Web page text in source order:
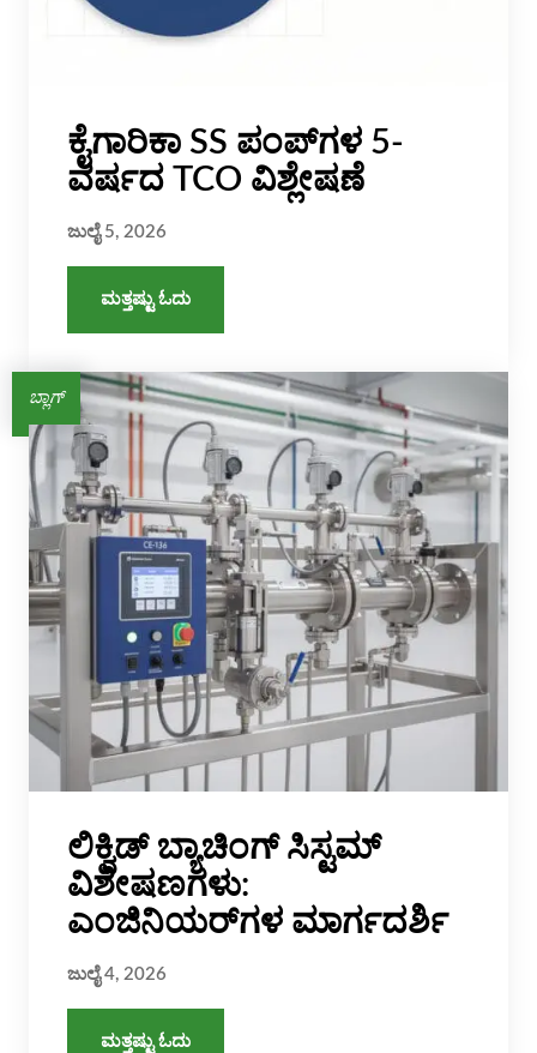
ಕೈಗಾರಿಕಾ SS ಪಂಪ್‌ಗಳ 5-
ವರ್ಷದ TCO ವಿಶ್ಲೇಷಣೆ
ಜುಲೈ 5, 2026
ಮತ್ತಷ್ಟು ಓದು
ಬ್ಲಾಗ್
ಲಿಕ್ವಿಡ್ ಬ್ಯಾಚಿಂಗ್ ಸಿಸ್ಟಮ್
ವಿಶೇಷಣಗಳು:
ಎಂಜಿನಿಯರ್‌ಗಳ ಮಾರ್ಗದರ್ಶಿ
ಜುಲೈ 4, 2026
ಮತ್ತಷ್ಟು ಓದು